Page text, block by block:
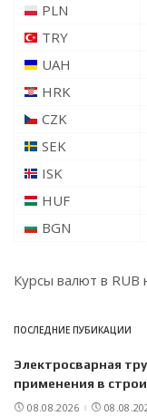
PLN
TRY
UAH
HRK
CZK
SEK
ISK
HUF
BGN
Курсы валют в RUB
ПОСЛЕДНИЕ ПУБИКАЦИИ
Электросварная
применения в
08.08.2026